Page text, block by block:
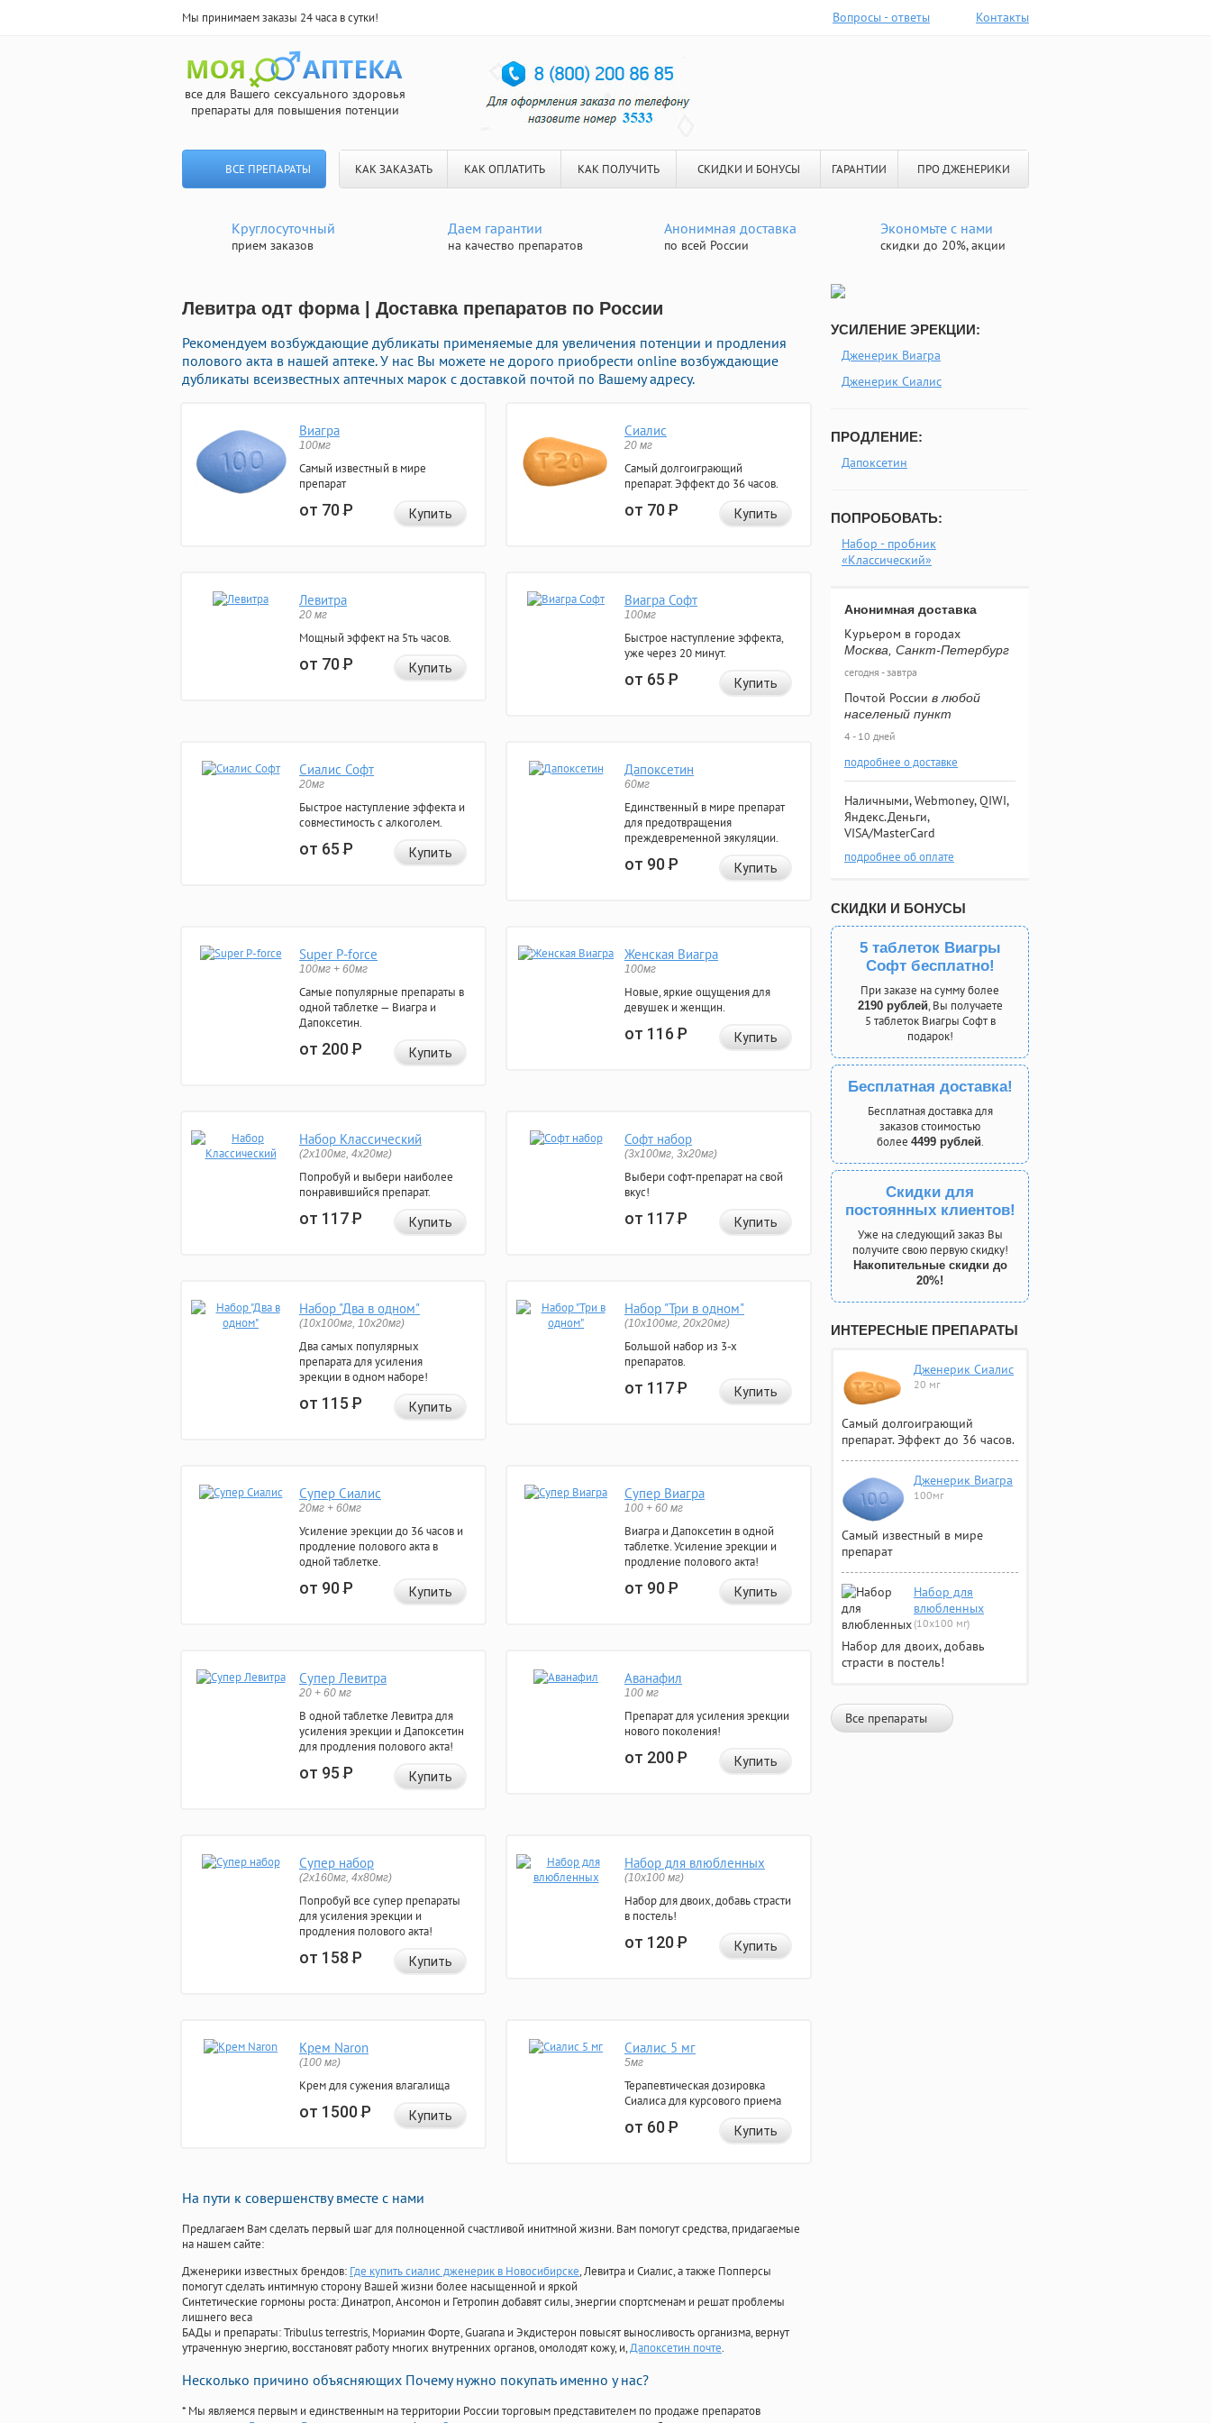
Мы принимаем заказы 24 часа в сутки! Вопросы - ответы Контакты
все для Вашего сексуального здоровья
препараты для повышения потенции
ВСЕ ПРЕПАРАТЫ КАК ЗАКАЗАТЬ КАК ОПЛАТИТЬ КАК ПОЛУЧИТЬ СКИДКИ И БОНУСЫ ГАРАНТИИ ПРО ДЖЕНЕРИКИ
Круглосуточный
прием заказов
Даем гарантии
на качество препаратов
Анонимная доставка
по всей России
Экономьте с нами
скидки до 20%, акции
Левитра одт форма | Доставка препаратов по России
Рекомендуем возбуждающие дубликаты применяемые для увеличения потенции и продления
полового акта в нашей аптеке. У нас Вы можете не дорого приобрести online возбуждающие
дубликаты всеизвестных аптечных марок с доставкой почтой по Вашему адресу.
Виагра
100мг
Самый известный в мире
препарат
от 70Р Купить
Сиалис
20 мг
Самый долгоиграющий
препарат. Эффект до 36 часов.
от 70Р Купить
Левитра
20 мг
Мощный эффект на 5ть часов.
от 70Р Купить
Виагра Софт
100мг
Быстрое наступление эффекта,
уже через 20 минут.
от 65Р Купить
Сиалис Софт
20мг
Быстрое наступление эффекта и
совместимость с алкоголем.
от 65Р Купить
Дапоксетин
60мг
Единственный в мире препарат
для предотвращения
преждевременной эякуляции.
от 90Р Купить
Super P-force
100мг + 60мг
Самые популярные препараты в
одной таблетке — Виагра и
Дапоксетин.
от 200Р Купить
Женская Виагра
100мг
Новые, яркие ощущения для
девушек и женщин.
от 116Р Купить
Набор Классический
(2x100мг, 4x20мг)
Попробуй и выбери наиболее
понравившийся препарат.
от 117Р Купить
Софт набор
(3x100мг, 3x20мг)
Выбери софт-препарат на свой
вкус!
от 117Р Купить
Набор "Два в одном"
(10x100мг, 10x20мг)
Два самых популярных
препарата для усиления
эрекции в одном наборе!
от 115Р Купить
Набор "Три в одном"
(10x100мг, 20x20мг)
Большой набор из 3-х
препаратов.
от 117Р Купить
Супер Сиалис
20мг + 60мг
Усиление эрекции до 36 часов и
продление полового акта в
одной таблетке.
от 90Р Купить
Супер Виагра
100 + 60 мг
Виагра и Дапоксетин в одной
таблетке. Усиление эрекции и
продление полового акта!
от 90Р Купить
Супер Левитра
20 + 60 мг
В одной таблетке Левитра для
усиления эрекции и Дапоксетин
для продления полового акта!
от 95Р Купить
Аванафил
100 мг
Препарат для усиления эрекции
нового поколения!
от 200Р Купить
Супер набор
(2х160мг, 4х80мг)
Попробуй все супер препараты
для усиления эрекции и
продления полового акта!
от 158Р Купить
Набор для влюбленных
(10х100 мг)
Набор для двоих, добавь страсти
в постель!
от 120Р Купить
Крем Naron
(100 мг)
Крем для сужения влагалища
от 1500Р Купить
Сиалис 5 мг
5мг
Терапевтическая дозировка
Сиалиса для курсового приема
от 60Р Купить
На пути к совершенству вместе с нами
Предлагаем Вам сделать первый шаг для полноценной счастливой инитмной жизни. Вам помогут средства, придагаемые
на нашем сайте:
Дженерики известных брендов: Где купить сиалис дженерик в Новосибирске, Левитра и Сиалис, а также Попперсы
помогут сделать интимную сторону Вашей жизни более насыщенной и яркой
Синтетические гормоны роста: Динатроп, Ансомон и Гетропин добавят силы, энергии спортсменам и решат проблемы
лишнего веса
БАДы и препараты:Tribulus terrestris, Мориамин Форте, Guarana и Экдистерон повысят выносливость организма, вернут
утраченную энергию, восстановят работу многих внутренних органов, омолодят кожу, и,Дапоксетин почте.
Несколько причино объясняющих Почему нужно покупать именно у нас?
* Мы являемся первым и единственным на территории России торговым представителем по продаже препаратов
УСИЛЕНИЕ ЭРЕКЦИИ:
Дженерик Виагра
Дженерик Сиалис
ПРОДЛЕНИЕ:
Дапоксетин
ПОПРОБОВАТЬ:
Набор - пробник
«Классический»
Анонимная доставка
Курьером в городах
Москва, Санкт-Петербург
сегодня - завтра
Почтой России в любой
населеный пункт
4 - 10 дней
подробнее о доставке
Наличными, Webmoney, QIWI,
Яндекс.Деньги,
VISA/MasterCard
подробнее об оплате
СКИДКИ И БОНУСЫ
5 таблеток Виагры
Софт бесплатно!
При заказе на сумму более
2190 рублей, Вы получаете
5 таблеток Виагры Софт в
подарок!
Бесплатная доставка!
Бесплатная доставка для
заказов стоимостью
более 4499 рублей.
Скидки для
постоянных клиентов!
Уже на следующий заказ Вы
получите свою первую скидку!
Накопительные скидки до
20%!
ИНТЕРЕСНЫЕ ПРЕПАРАТЫ
Дженерик Сиалис
20 мг
Самый долгоиграющий
препарат. Эффект до 36 часов.
Дженерик Виагра
100мг
Самый известный в мире
препарат
Набор для
влюбленных
(10х100 мг)
Набор для двоих, добавь
страсти в постель!
Все препараты